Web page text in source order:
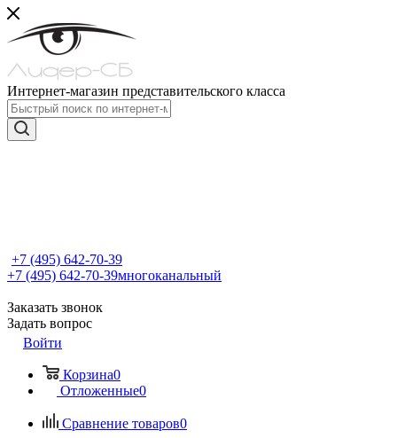
Интернет-магазин представительского класса
+7 (495) 642-70-39
+7 (495) 642-70-39многоканальный
Заказать звонок
Задать вопрос
Войти
Корзина0
Отложенные0
Сравнение товаров0